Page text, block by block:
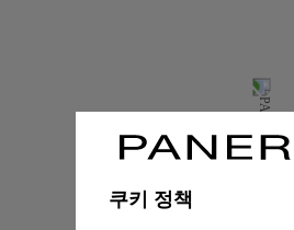
쿠키 정책